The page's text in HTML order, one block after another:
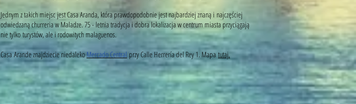
Jednym z takich miejsc jest Casa Aranda, która prawdopodobnie jest najbardziej znaną i najczęściej
odwiedzaną churreria w Maladze. 75 - letnia tradycja i dobra lokalizacja w centrum miasta przyciągają
nie tylko turystów, ale i rodowitych malaguenos.
Casa Arande znajdziecie niedalekoMercado Central przy Calle Herrería del Rey 1. Mapatutaj.